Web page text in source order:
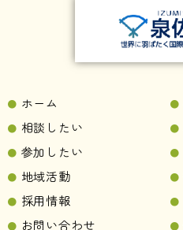
ホーム
相談したい
参加したい
地域活動
採用情報
お問い合わせ